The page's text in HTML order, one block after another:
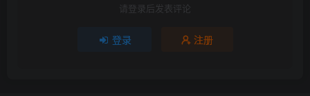
请登录后发表评论
登录 注册